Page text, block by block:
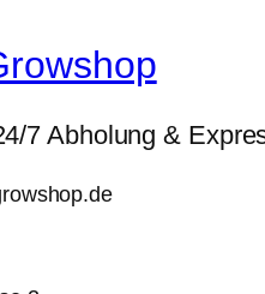
7 Abholung &